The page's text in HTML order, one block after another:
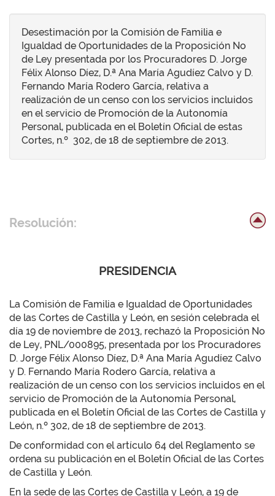
Desestimación por la Comisión de Familia e
Igualdad de Oportunidades de la Proposición No
de Ley presentada por los Procuradores D. Jorge
Félix Alonso Díez, D.ª Ana María Agudíez Calvo y D.
Fernando María Rodero García, relativa a
realización de un censo con los servicios incluidos
en el servicio de Promoción de la Autonomía
Personal, publicada en el Boletín Oficial de estas
Cortes, n.º 302, de 18 de septiembre de 2013.
Resolución:
PRESIDENCIA
La Comisión de Familia e Igualdad de Oportunidades
de las Cortes de Castilla y León, en sesión celebrada el
día 19 de noviembre de 2013, rechazó la Proposición No
de Ley, PNL/000895, presentada por los Procuradores
D. Jorge Félix Alonso Díez, D.ª Ana María Agudíez Calvo
y D. Fernando María Rodero García, relativa a
realización de un censo con los servicios incluidos en el
servicio de Promoción de la Autonomía Personal,
publicada en el Boletín Oficial de las Cortes de Castilla y
León, n.º 302, de 18 de septiembre de 2013.
De conformidad con el artículo 64 del Reglamento se
ordena su publicación en el Boletín Oficial de las Cortes
de Castilla y León.
En la sede de las Cortes de Castilla y León, a 19 de